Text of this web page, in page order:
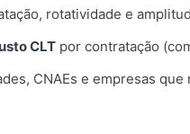
rotatividade e
CLT por contratação
CNAEs e empresas que